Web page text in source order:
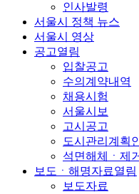
인사발령
서울시 정책 뉴스
서울시 영상
공고열림
입찰공고
수의계약내역
채용시험
서울시보
고시공고
도시관리계획
석면해체ㆍ제
보도ㆍ해명자료열림
보도자료